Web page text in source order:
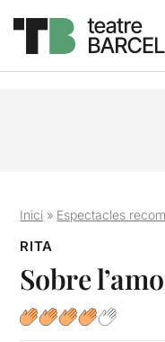
Inici » Espectacles
RITA
Sobre